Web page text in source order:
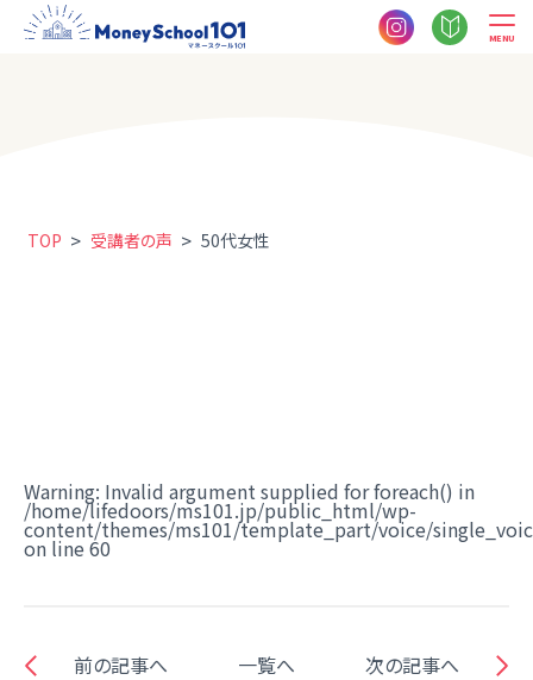
MENU
TOP > 受講者の声 > 50代女性
Warning: Invalid argument supplied for foreach() in
/home/lifedoors/ms101.jp/public_html/wp-
content/themes/ms101/template_part/voice/
on line 60
前の記事へ 一覧へ 次の記事へ